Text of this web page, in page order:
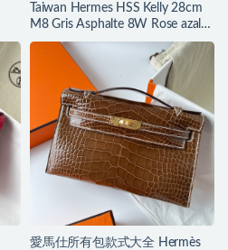
Taiwan Hermes HSS Kelly 28cm
M8 Gris Asphalte 8W Rose azalee
拉絲金扣
愛馬仕所有包款式大全 Hermès